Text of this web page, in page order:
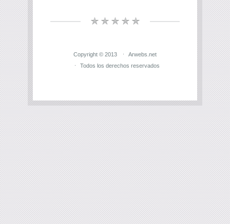
Copyright © 2013
Arwebs.net
Todos los derechos reservados